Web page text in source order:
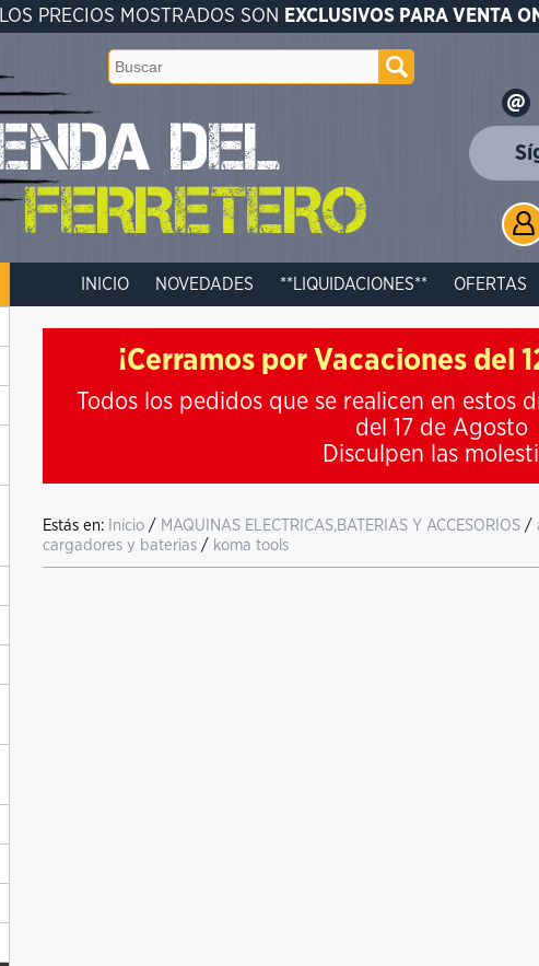
LOS PRECIOS MOSTRADOS SON EXCLUSIVOS PARA VENTA
INICIO NOVEDADES **LIQUIDACIONES** OFERTAS
¡Cerramos por Vacaciones del
Todos los pedidos que se realicen en estos
del 17 de Agosto
Disculpen las
Estás en: Inicio / MAQUINAS ELECTRICAS,BATERIAS Y ACCESORIOS /
cargadores y baterias / koma tools